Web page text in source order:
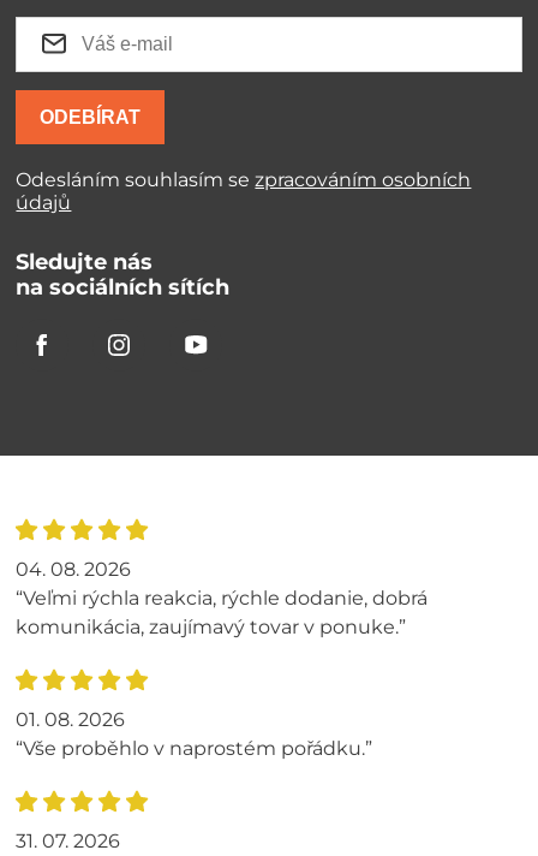
ODEBÍRAT
Odesláním souhlasím sezpracováním osobních
údajů
Sledujte nás
na sociálních sítích
04. 08. 2026
“Veľmi rýchla reakcia, rýchle dodanie, dobrá
komunikácia, zaujímavý tovar v ponuke.”
01. 08. 2026
“Vše proběhlo v naprostém pořádku.”
31. 07. 2026